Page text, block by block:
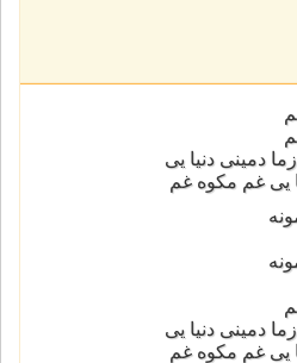
دمینی دنیا یی
یی غم مکوه غم
دمینی دنیا یی
یی غم مکوه غم